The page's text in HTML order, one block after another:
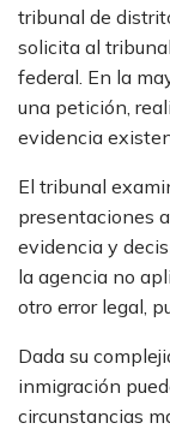
tribunal de
solicita al
federal. En la
una petición,
evidencia
El tribunal
presentaciones
evidencia y
la agencia no
otro error legal,
Dada su
inmigración
circunstancias